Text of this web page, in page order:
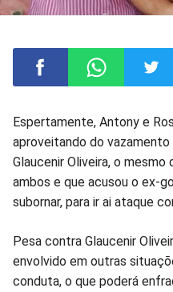
Compartilhar
no
Facebook
Compartilhar
no
Whatsapp
no
Espertamente, Antony e
aproveitando do
Glaucenir Oliveira, o
ambos e que acusou o ex-
subornar, para ir ai ataque
Pesa contra Glaucenir
envolvido em outras
conduta, o que poderá